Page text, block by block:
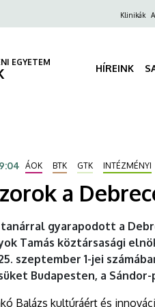
FelsőKlinikák
EGYETEM
HÍREINK
ÁOK BTK GTK INTÉZMÉNYI
a
gyarapodott a
Tamás köztársasági
szeptember 1-jei
Budapesten, a
Balázs kultúráért és